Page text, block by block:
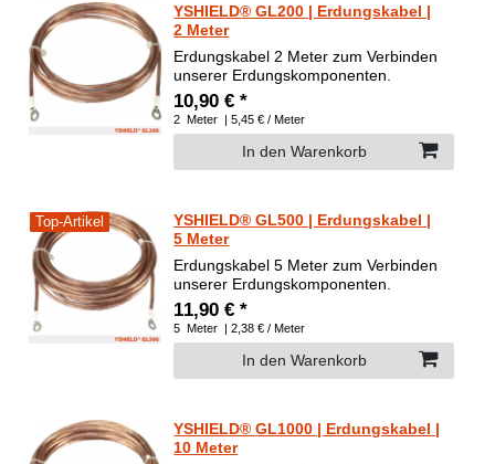
YSHIELD® GL200 | Erdungskabel |
2 Meter
Erdungskabel 2 Meter zum Verbinden
unserer Erdungskomponenten.
10,90 € *
2 Meter | 5,45 € / Meter
In den Warenkorb
Top-Artikel
YSHIELD® GL500 | Erdungskabel |
5 Meter
Erdungskabel 5 Meter zum Verbinden
unserer Erdungskomponenten.
11,90 € *
5 Meter | 2,38 € / Meter
In den Warenkorb
YSHIELD® GL1000 | Erdungskabel |
10 Meter